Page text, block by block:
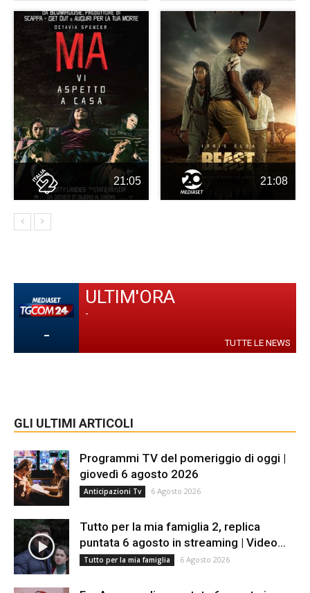
21:05 21:08
-
ULTIM'ORA
-
TUTTE LE NEWS
GLI ULTIMI ARTICOLI
Programmi TV del pomeriggio di oggi |
giovedì 6 agosto 2026
Anticipazioni Tv 6 Agosto 2026
Tutto per la mia famiglia 2, replica
puntata 6 agosto in streaming | Video...
Tutto per la mia famiglia 6 Agosto 2026